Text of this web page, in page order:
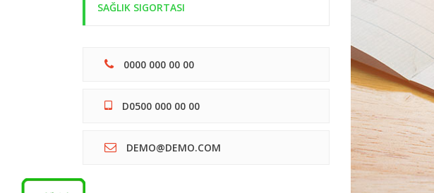
SAĞLIK SIGORTASI
0000 000 00 00
D0500 000 00 00
DEMO@DEMO.COM